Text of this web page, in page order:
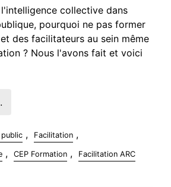
collective dans
pourquoi ne pas former
des facilitateurs au sein même
? Nous l'avons fait et voici
public , Facilitation ,
, CEP Formation , Facilitation ARC